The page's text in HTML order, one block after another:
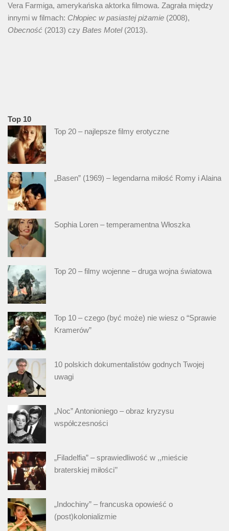
Vera Farmiga, amerykańska aktorka filmowa. Zagrała między
innymi w filmach: Chłopiec w pasiastej piżamie (2008),
Obecność (2013) czy Bates Motel(2013).
Top 10
Top 20 – najlepsze filmy erotyczne
„Basen” (1969) – legendarna miłość Romy i Alaina
Sophia Loren – temperamentna Włoszka
Top 20 – filmy wojenne – druga wojna światowa
Top 10 – czego (być może) nie wiesz o “Sprawie
Kramerów”
10 polskich dokumentalistów godnych Twojej
uwagi
„Noc” Antonioniego – obraz kryzysu
współczesności
„Filadelfia” – sprawiedliwość w ,,mieście
braterskiej miłości’’
„Indochiny” – francuska opowieść o
(post)kolonializmie